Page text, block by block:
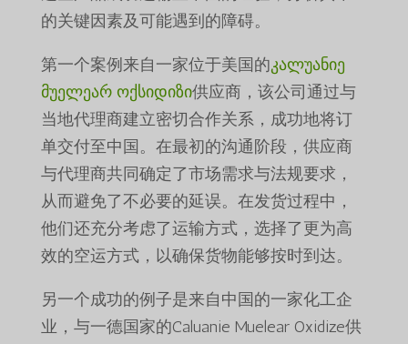
的关键因素及可能遇到的障碍。
第一个案例来自一家位于美国的კალუანიე
მუელეარ ოქსიდიზი供应商，该公司通过与
当地代理商建立密切合作关系，成功地将订
单交付至中国。在最初的沟通阶段，供应商
与代理商共同确定了市场需求与法规要求，
从而避免了不必要的延误。在发货过程中，
他们还充分考虑了运输方式，选择了更为高
效的空运方式，以确保货物能够按时到达。
另一个成功的例子是来自中国的一家化工企
业，与一德国家的Caluanie Muelear Oxidize供